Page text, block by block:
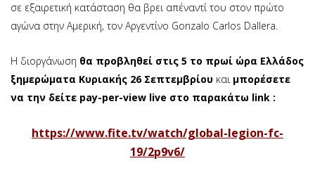
σε εξαιρετική κατάσταση θα βρει απέναντί του στον πρώτο
αγώνα στην Αμερική, τον Αργεντίνο Gonzalo Carlos Dallera.
Η διοργάνωση θα προβληθεί στις 5 το πρωί ώρα Ελλάδος
ξημερώματα Κυριακής 26 Σεπτεμβρίου και μπορέσετε
να την δείτε pay-per-view live στο παρακάτω link :
https://www.fite.tv/watch/global-legion-fc-
19/2p9v6/